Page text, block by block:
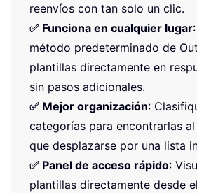
reenvíos con tan solo un clic.
✅ Funciona en cualquier lugar
método predeterminado de
plantillas directamente en
sin pasos adicionales.
✅ Mejor organización:
categorías para encontrarlas
que desplazarse por una lista
✅ Panel de acceso rápido:
plantillas directamente desde